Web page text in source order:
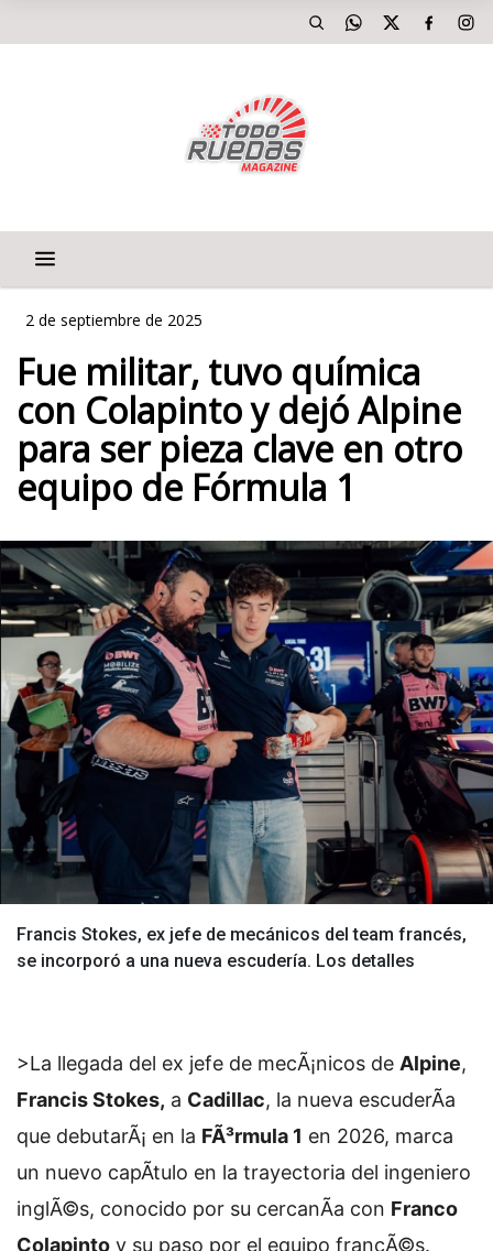
2 de septiembre de 2025
Fue militar, tuvo química
con Colapinto y dejó Alpine
para ser pieza clave en otro
equipo de Fórmula 1
Francis Stokes, ex jefe de mecánicos del team francés,
se incorporó a una nueva escudería. Los detalles
>La llegada del ex jefe de mecÃ¡nicos de Alpine,
Francis Stokes, a Cadillac, la nueva escuderÃ­a
que debutarÃ¡ en la FÃ³rmula 1 en 2026, marca
un nuevo capÃ­tulo en la trayectoria del ingeniero
inglÃ©s, conocido por su cercanÃ­a con Franco
Colapinto y su paso por el equipo francÃ©s.